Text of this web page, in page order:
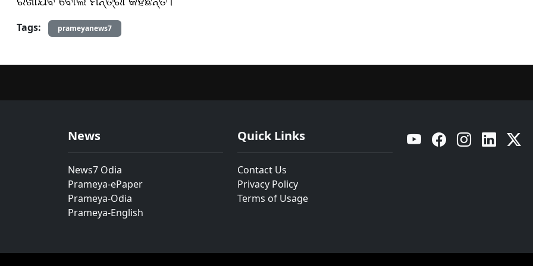
Tags:
prameyanews7
News
News7 Odia
Prameya-ePaper
Prameya-Odia
Prameya-English
Quick Links
Contact Us
Privacy Policy
Terms of Usage
YouTube Facebook Instagram